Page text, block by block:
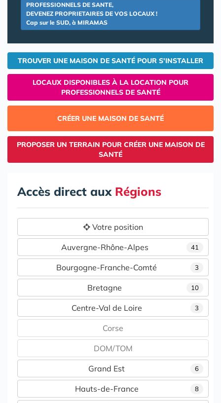
PROFESSIONNELS DE SANTE,
DEVENEZ PROPRIETAIRES DE VOS LOCAUX !
Cap sur le SUD, à MIRAMAS
TROUVER UNE MAISON DE SANTÉ POUR S'INSTALLER
LOCAUX DISPONIBLES À LA LOCATION POUR
PROFESSIONNELS DE SANTÉ
CRÉER UNE MAISON DE SANTÉ
PROPOSER UN TERRAIN POUR CRÉER UNE MAISON DE
SANTÉ
Accès direct aux Régions
Votre position
41
Auvergne-Rhône-Alpes
3
Bourgogne-Franche-Comté
10
Bretagne
3
Centre-Val de Loire
Corse
DOM/TOM
6
Grand Est
8
Hauts-de-France